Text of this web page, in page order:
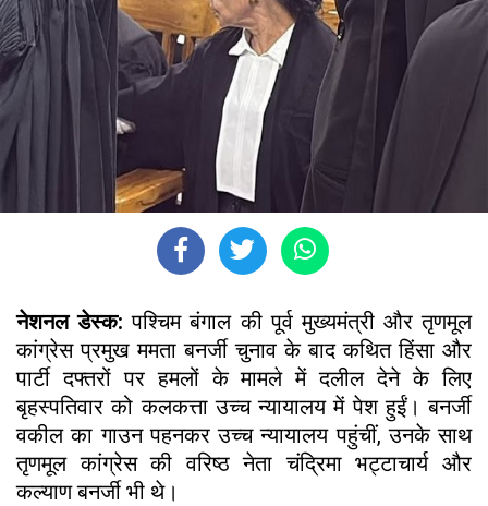
नेशनल डेस्क:पश्चिम बंगाल की पूर्व मुख्यमंत्री और तृणमूल
कांग्रेस प्रमुख ममता बनर्जी चुनाव के बाद कथित हिंसा और
पार्टी दफ्तरों पर हमलों के मामले में दलील देने के लिए
बृहस्पतिवार को कलकत्ता उच्च न्यायालय में पेश हुईं। बनर्जी
वकील का गाउन पहनकर उच्च न्यायालय पहुंचीं, उनके साथ
तृणमूल कांग्रेस की वरिष्ठ नेता चंद्रिमा भट्टाचार्य और
कल्याण बनर्जी भी थे।